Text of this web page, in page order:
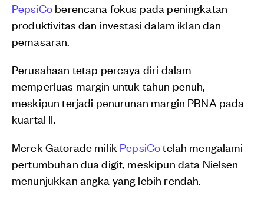
PepsiCo berencana fokus pada peningkatan
produktivitas dan investasi dalam iklan dan
pemasaran.
Perusahaan tetap percaya diri dalam
memperluas margin untuk tahun penuh,
meskipun terjadi penurunan margin PBNA pada
kuartal II.
Merek Gatorade milik PepsiCotelah mengalami
pertumbuhan dua digit, meskipun data Nielsen
menunjukkan angka yang lebih rendah.